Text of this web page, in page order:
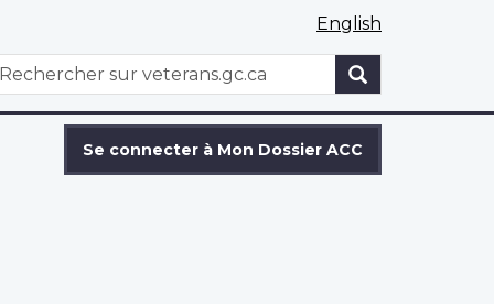
English
WxT
Se connecter à Mon Dossier ACC